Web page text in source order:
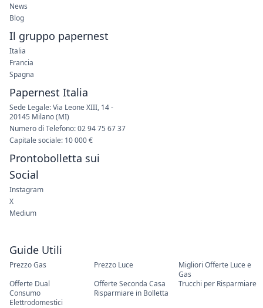
Guide Utili
Prezzo Gas Prezzo Luce
Migliori Offerte Luce e
Gas
Offerte Dual
Offerte Seconda Casa
Trucchi per Risparmiare
Consumo
Elettrodomestici
Risparmiare in Bolletta
News
Blog
Il gruppo papernest
Italia
Francia
Spagna
Papernest Italia
Sede Legale: Via Leone XIII, 14 -
20145 Milano (MI)
Numero di Telefono: 02 94 75 67 37
Capitale sociale: 10 000 €
Prontobolletta sui
Social
Instagram
X
Medium